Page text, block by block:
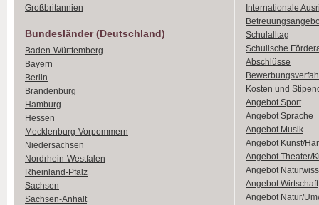
Großbritannien
Bundesländer (Deutschland)
Baden-Württemberg
Bayern
Berlin
Brandenburg
Hamburg
Hessen
Mecklenburg-Vorpommern
Niedersachsen
Nordrhein-Westfalen
Rheinland-Pfalz
Sachsen
Sachsen-Anhalt
Internationale
Schulalltag
Schulische
Abschlüsse
Kosten und
Angebot Sport
Angebot Sprache
Angebot Musik
Angebot Kunst/
Angebot Theater/
Angebot
Angebot Wirtschaft
Angebot Natur/